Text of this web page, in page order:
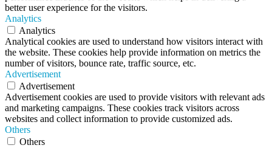
better user experience for the visitors.
Analytics
Analytics
Analytical cookies are used to understand how visitors interact with
the website. These cookies help provide information on metrics the
number of visitors, bounce rate, traffic source, etc.
Advertisement
Advertisement
Advertisement cookies are used to provide visitors with relevant ads
and marketing campaigns. These cookies track visitors across
websites and collect information to provide customized ads.
Others
Others